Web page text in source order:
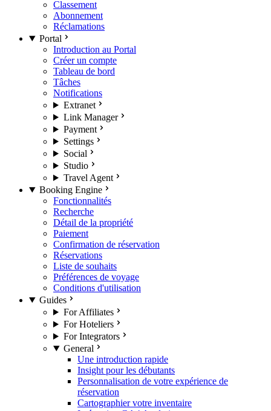
Classement
Abonnement
Réclamations
Portal
Introduction au Portal
Créer un compte
Tableau de bord
Tâches
Notifications
Extranet
Link Manager
Payment
Settings
Social
Studio
Travel Agent
Booking Engine
Fonctionnalités
Recherche
Détail de la propriété
Paiement
Confirmation de réservation
Réservations
Liste de souhaits
Préférences de voyage
Conditions d'utilisation
Guides
For Affiliates
For Hoteliers
For Integrators
General
Une introduction rapide
Insight pour les débutants
Personnalisation de votre expérience de
réservation
Cartographier votre inventaire